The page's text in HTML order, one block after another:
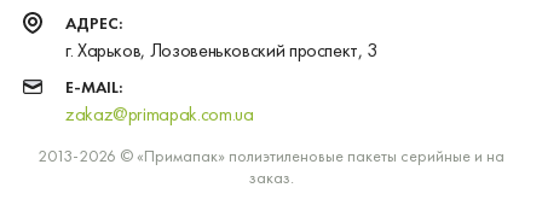
АДРЕС:
г. Харьков, Лозовеньковский проспект, 3
E-MAIL:
zakaz@primapak.com.ua
2013-2026 © «Примапак» полиэтиленовые пакеты серийные и на
заказ.